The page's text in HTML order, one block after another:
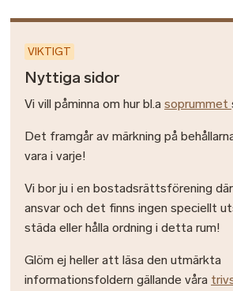
VIKTIGT
Nyttiga sidor
Vi vill påminna om hur bl.a soprummet
Det framgår av märkning på
vara i varje!
Vi bor ju i en bostadsrättsförening där
ansvar och det finns ingen speciellt
städa eller hålla ordning i detta rum!
Glöm ej heller att läsa den utmärkta
informationsfoldern gällande våra